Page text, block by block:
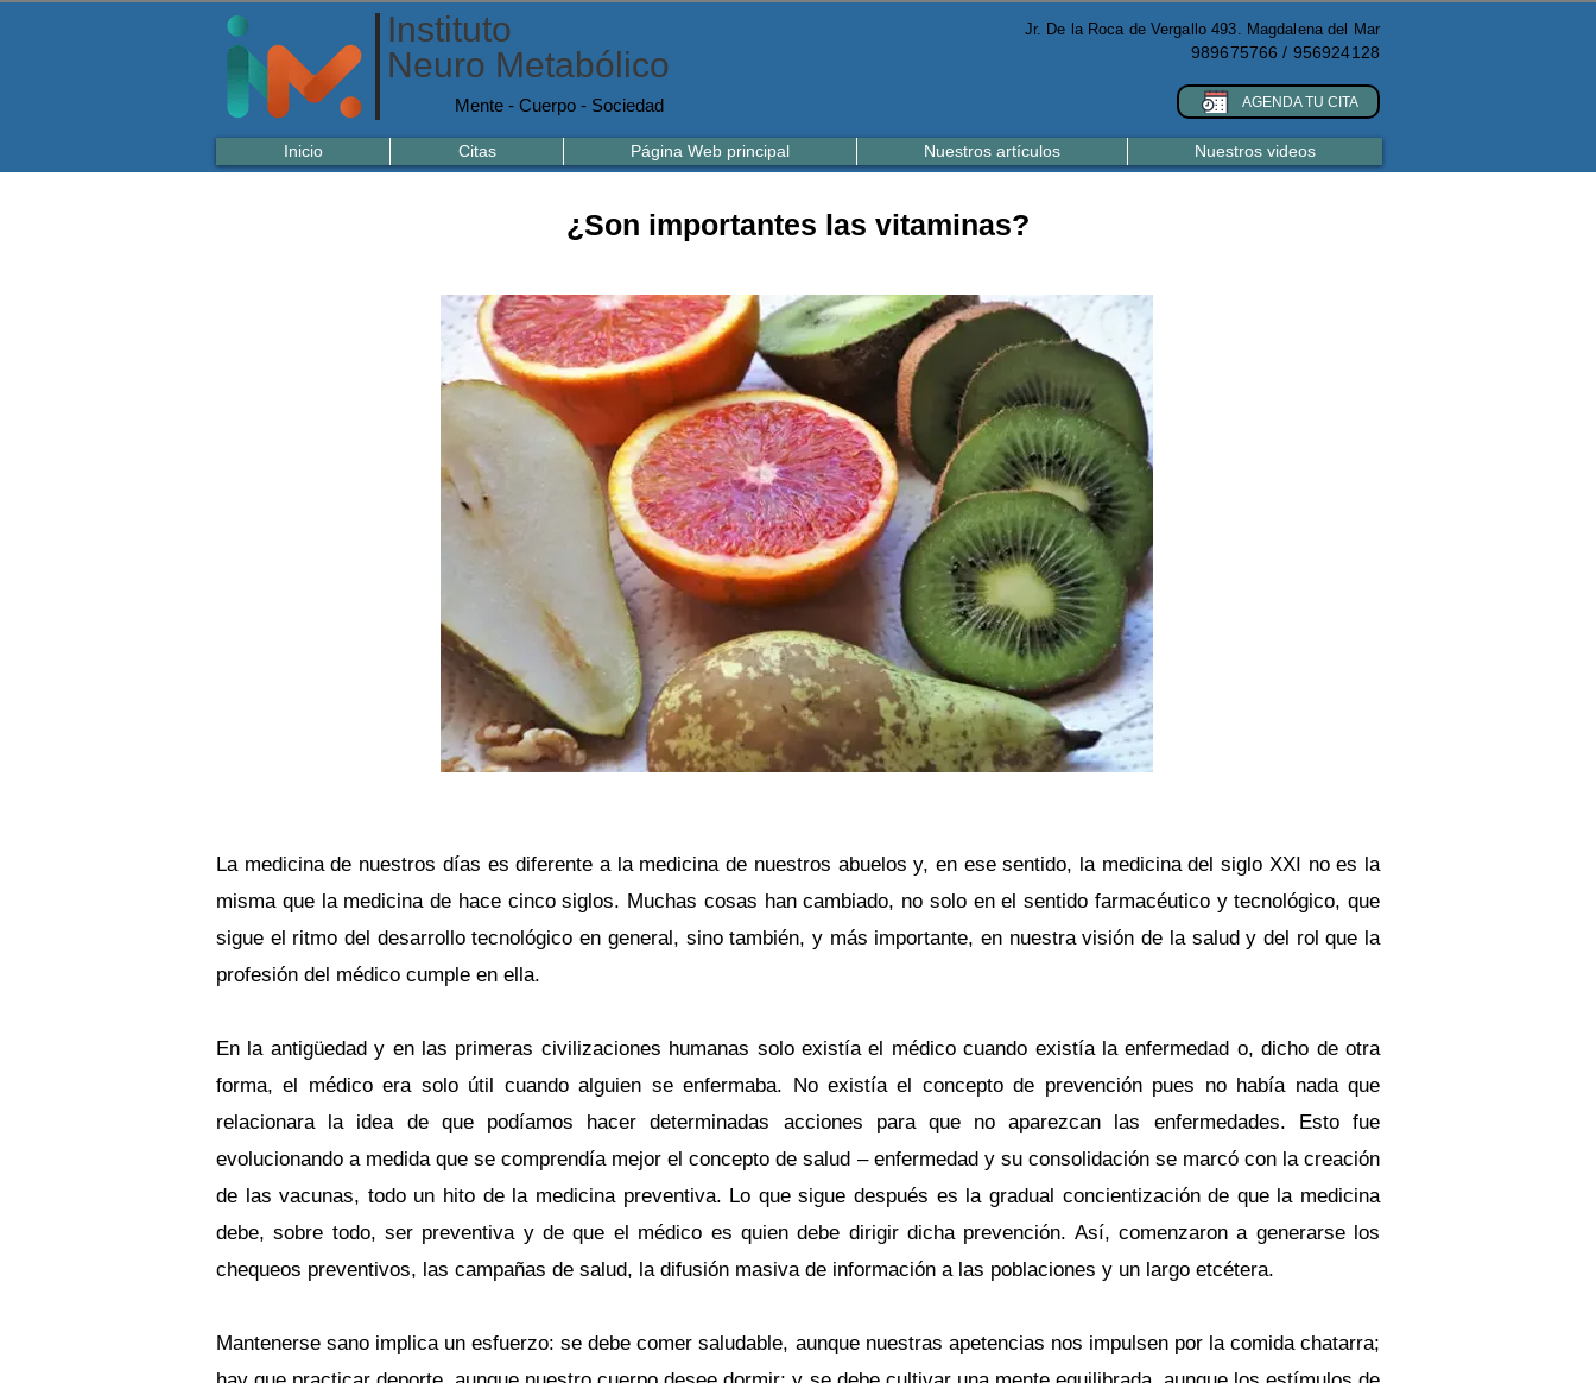
Instituto
Neuro Metabólico
Mente - Cuerpo - Sociedad
Jr. De la Roca de Vergallo 493. Magdalena del Mar
989675766 / 956924128
AGENDA TU CITA
Inicio Citas Página Web principal Nuestros artículos Nuestros videos
¿Son importantes las vitaminas?
La medicina de nuestros días es diferente a la medicina de nuestros abuelos y, en ese sentido, la medicina del siglo XXI no es la
misma que la medicina de hace cinco siglos. Muchas cosas han cambiado, no solo en el sentido farmacéutico y tecnológico, que
sigue el ritmo del desarrollo tecnológico en general, sino también, y más importante, en nuestra visión de la salud y del rol que la
profesión del médico cumple en ella.
En la antigüedad y en las primeras civilizaciones humanas solo existía el médico cuando existía la enfermedad o, dicho de otra
forma, el médico era solo útil cuando alguien se enfermaba. No existía el concepto de prevención pues no había nada que
relacionara la idea de que podíamos hacer determinadas acciones para que no aparezcan las enfermedades. Esto fue
evolucionando a medida que se comprendía mejor el concepto de salud – enfermedad y su consolidación se marcó con la creación
de las vacunas, todo un hito de la medicina preventiva. Lo que sigue después es la gradual concientización de que la medicina
debe, sobre todo, ser preventiva y de que el médico es quien debe dirigir dicha prevención. Así, comenzaron a generarse los
chequeos preventivos, las campañas de salud, la difusión masiva de información a las poblaciones y un largo etcétera.
Mantenerse sano implica un esfuerzo: se debe comer saludable, aunque nuestras apetencias nos impulsen por la comida chatarra;